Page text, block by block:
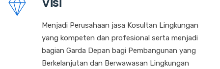
Menjadi Perusahaan jasa Kosultan Lingkungan
yang kompeten dan profesional serta menjadi
bagian Garda Depan bagi Pembangunan yang
Berkelanjutan dan Berwawasan Lingkungan